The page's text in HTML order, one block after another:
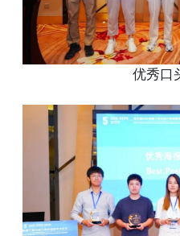
优秀口